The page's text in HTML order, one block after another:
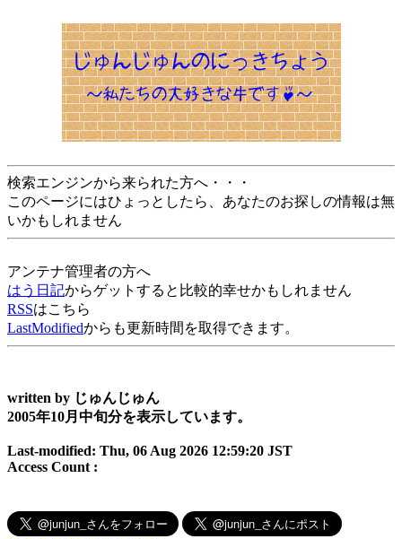
検索エンジンから来られた方へ・・・
このページにはひょっとしたら、あなたのお探しの情報は無
いかもしれません
アンテナ管理者の方へ
はう日記からゲットすると比較的幸せかもしれません
RSSはこちら
LastModifiedからも更新時間を取得できます。
written by じゅんじゅん
2005年10月中旬分を表示しています。
Last-modified: Thu, 06 Aug 2026 12:59:20 JST
Access Count :